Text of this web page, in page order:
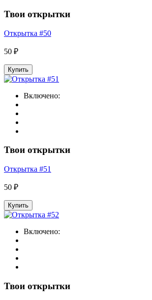
Твои открытки
Открытка #50
50 ₽
Купить
Включено:
Твои открытки
Открытка #51
50 ₽
Купить
Включено:
Твои открытки